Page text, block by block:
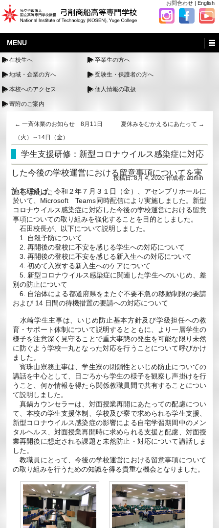
お問合わせ | English
MENU
在校生へ 卒業生の方へ
地域・企業の方へ 受験生・保護者の方へ
本校へのアクセス 個人情報の取扱
寄附のご案内
← 一斉休業のお知らせ 8月11日
（火）～14日（金）
夏休みをむかえるにあたって →
学生支援研修：新型コロナウイルス感染症に対応
した今後の学校運営における留意事項についてを実
施しました
投稿日: 8月 4, 2020 作成者: admin
本研修は、令和２年７月３１日（金）、アセンブリホールに
於いて、Microsoft Teams同時配信により実施しました。新型
コロナウイルス感染症に対応した今後の学校運営における留意
事項についての取り組みを強化することを目的としました。
石田校長が、以下について説明しました。
1. 自殺予防について
2. 再開後の登校に不安を感じる学生への対応について
3. 再開後の登校に不安を感じる新入生への対応について
4. 初めて入寮する新入生へのケアについて
5. 新型コロナウイルス感染症に関連した学生へのいじめ、差
別の防止について
6. 自治体による都道府県をまたぐ不要不急の移動制限の要請
および 14 日間の待機措置の要請への対応について
水崎学生主事は、いじめ防止基本方針及び学級担任への教
育・サポート体制について説明するとともに、より一層学生の
様子を注意深く見守ることで重大事態の発生を可能な限り未然
に防ぐよう学校一丸となった対応を行うことについて呼びかけ
ました。
寳珠山寮務主事は、学生寮の閉鎖性といじめ防止についての
講話を中心として、日ごろから学生の様子を観察し声掛けを行
うこと、何か情報を得たら関係教職員間で共有することについ
て説明しました。
真鍋カウンセラーは、対面授業再開にあたっての配慮につい
て、本校の学生支援体制、学校及び寮で求められる学生支援、
新型コロナウイルス感染症の影響による自宅学習期間中のメン
タルヘルス、対面授業再開時に求められる支援と配慮、対面授
業再開後に想定される課題と未然防止・対応について講話しま
した。
教職員にとって、今後の学校運営における留意事項について
の取り組みを行うための知識を得る貴重な機会となりました。